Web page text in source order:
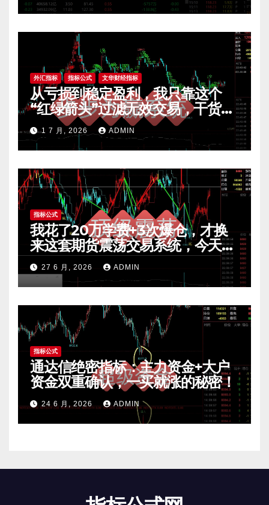
外汇指标 指标公式 文华财经指标
从亏损到稳定盈利，我只靠这个
“红绿箭头”过滤无效交易，干货全
公开 mt4指标
1 7 月, 2026 ADMIN
指标公式
我花了20万学费+3次爆仓，才换
来这套期货震荡交易系统，今天免
费公开核心逻辑
27 6 月, 2026 ADMIN
指标公式
通达信绝密指标：主力资金+大户
资金双重确认，一买就涨的秘密！
24 6 月, 2026 ADMIN